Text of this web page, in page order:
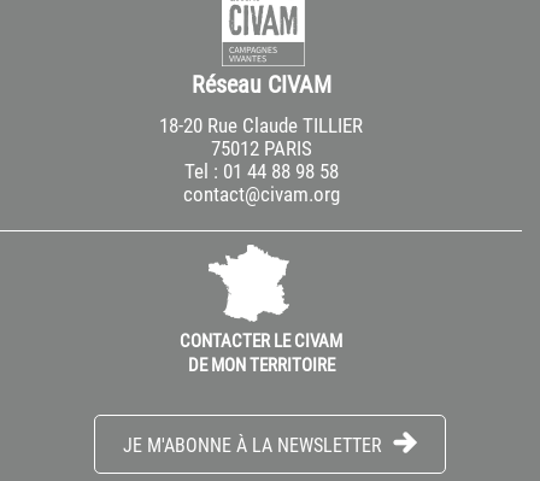
Réseau CIVAM
18-20 Rue Claude TILLIER
75012 PARIS
Tel : 01 44 88 98 58
contact@civam.org
CONTACTER LE CIVAM
DE MON TERRITOIRE
JE M'ABONNE À LA NEWSLETTER